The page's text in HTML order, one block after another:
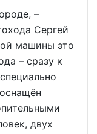
–
Сергей
машины это
– сразу к
двух